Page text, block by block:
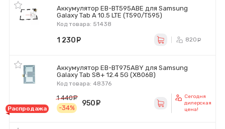
Аккумулятор EB-BT595ABE для Samsung
Galaxy Tab A 10.5 LTE (T590/T595)
Код товара: 51438
1 230 820
Аккумулятор EB-BT975ABY для Samsung
Galaxy Tab S8+ 12.4 5G (X806B)
Код товара: 48376
Распродажа
1 440
-34%
950
Сегодня
дилерская
цена!